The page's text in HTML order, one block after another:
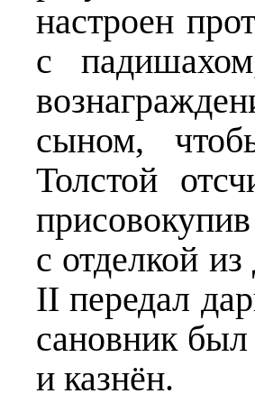
настроен
с
сыном,
Толстой
с отделкой
II передал
сановник
и казнён.